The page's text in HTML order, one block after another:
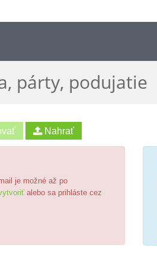
párty, podujatie
je možné až po
alebo sa prihláste cez